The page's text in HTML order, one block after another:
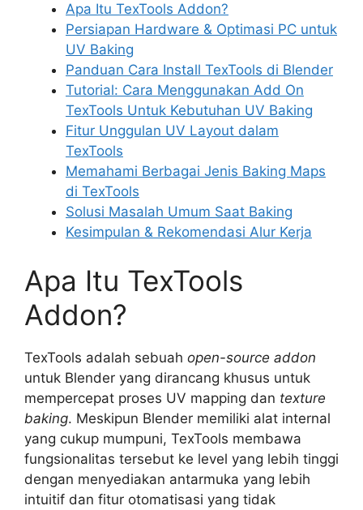
Apa Itu TexTools Addon?
Persiapan Hardware & Optimasi PC untuk
UV Baking
Panduan Cara Install TexTools di Blender
Tutorial: Cara Menggunakan Add On
TexTools Untuk Kebutuhan UV Baking
Fitur Unggulan UV Layout dalam
TexTools
Memahami Berbagai Jenis Baking Maps
di TexTools
Solusi Masalah Umum Saat Baking
Kesimpulan & Rekomendasi Alur Kerja
Apa Itu TexTools
Addon?
TexTools adalah sebuah open-source addon
untuk Blender yang dirancang khusus untuk
mempercepat proses UV mapping dan texture
baking. Meskipun Blender memiliki alat internal
yang cukup mumpuni, TexTools membawa
fungsionalitas tersebut ke level yang lebih tinggi
dengan menyediakan antarmuka yang lebih
intuitif dan fitur otomatisasi yang tidak